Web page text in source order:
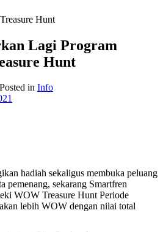
Lagi Program
Hunt
Posted in Info
hadiah sekaligus membuka peluang
pemenang, sekarang Smartfren
WOW Treasure Hunt Periode
lebih WOW dengan nilai total